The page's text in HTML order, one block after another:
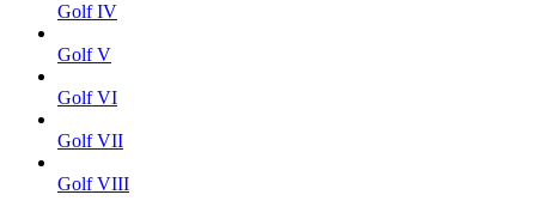
Golf IV
Golf V
Golf VI
Golf VII
Golf VIII